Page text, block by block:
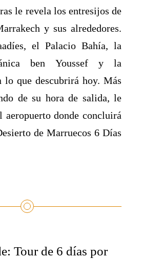
le revela los entresijos de
y sus alrededores.
el Palacio Bahía, la
ben Youssef y la
lo que descubrirá hoy. Más
de su hora de salida, le
aeropuerto donde concluirá
de Marruecos 6 Días
Tour de 6 días por